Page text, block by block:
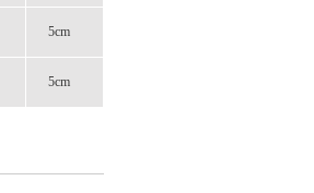
5cm
5cm